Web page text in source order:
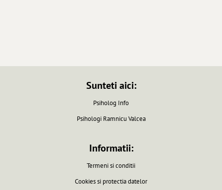
Sunteti aici:
Psiholog Info
Psihologi Ramnicu Valcea
Informatii:
Termeni si conditii
Cookies si protectia datelor